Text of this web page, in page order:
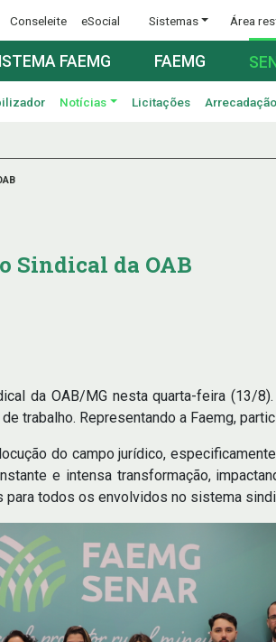
Conseleite eSocial Sistemas Área
FAEMG FAEMG
Notícias Licitações Arrecadação
Sindical da OAB
da OAB/MG nesta quarta-feira (13/
trabalho. Representando a Faemg,
do campo jurídico,
e intensa transformação,
todos os envolvidos no sistema